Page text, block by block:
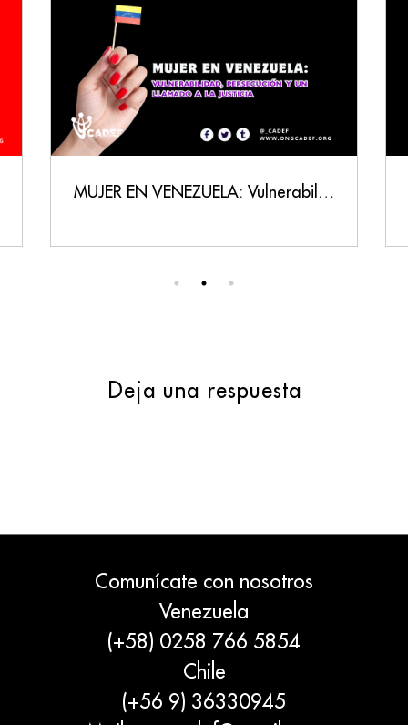
MUJER EN VENEZUELA: Vulnerabilidad, Persecución y un Llamado a la Justicia
Deja una respuesta
Comunícate con nosotros
Venezuela
(+58) 0258 766 5854
Chile
(+56 9) 36330945